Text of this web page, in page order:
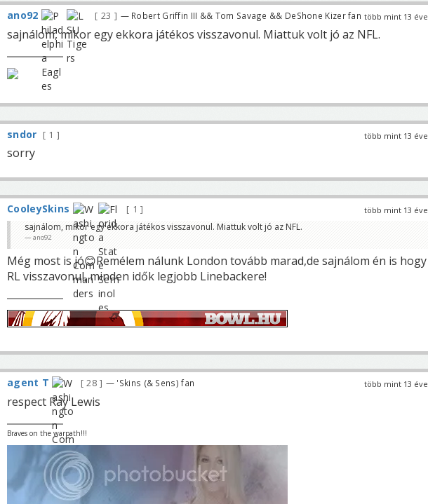
több mint 13 éve
ano92 23 — Robert Griffin III && Tom Savage && DeShone Kizer fan
sajnálom, mikor egy ekkora játékos visszavonul. Miattuk volt jó az NFL.
több mint 13 éve
sndor 1
sorry
több mint 13 éve
CooleySkins
1
sajnálom, mikor egy ekkora játékos visszavonul. Miattuk volt jó az NFL.
ano92
Még most is jó😊Remélem nálunk London tovább marad,de sajnálom én is hogy
RL visszavonul, minden idők legjobb Linebackere!
több mint 13 éve
agent T 28 — 'Skins (& Sens) fan
respect Ray Lewis
Braves on the warpath!!!